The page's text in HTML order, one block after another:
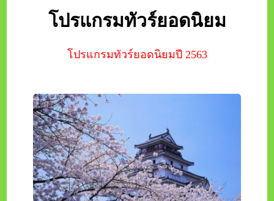
โปรแกรมทัวร์ยอดนิยม
โปรแกรมทัวร์ยอดนิยมปี 2563